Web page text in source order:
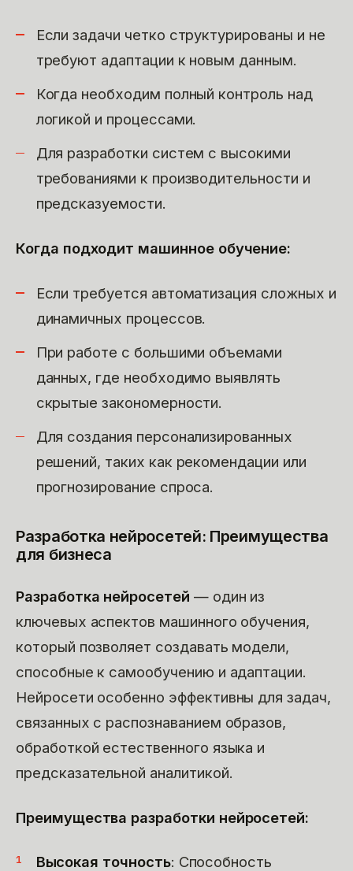
Если задачи четко структурированы и не
требуют адаптации к новым данным.
Когда необходим полный контроль над
логикой и процессами.
Для разработки систем с высокими
требованиями к производительности и
предсказуемости.
Когда подходит машинное обучение:
Если требуется автоматизация сложных и
динамичных процессов.
При работе с большими объемами
данных, где необходимо выявлять
скрытые закономерности.
Для создания персонализированных
решений, таких как рекомендации или
прогнозирование спроса.
Разработка нейросетей: Преимущества
для бизнеса
Разработка нейросетей — один из
ключевых аспектов машинного обучения,
который позволяет создавать модели,
способные к самообучению и адаптации.
Нейросети особенно эффективны для задач,
связанных с распознаванием образов,
обработкой естественного языка и
предсказательной аналитикой.
Преимущества разработки нейросетей:
Высокая точность: Способность